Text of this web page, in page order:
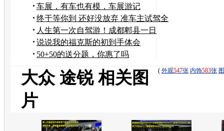
车展，有车也有模，车展游记
终于等你到 还好没放弃 准车主试驾全
新悦动
人生第一次自驾游！成都郫县一日
游！求各位前辈关注
说说我的福克斯的初到手体会
50+50的送分题，你惠了吗
( 外观547张 内饰583张
大众 途锐 相关图
片